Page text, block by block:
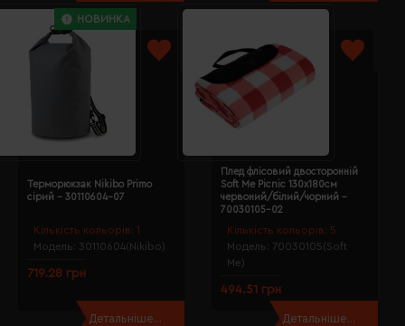
НОВИНКА
Кількість кольорів: 1
Модель: 30110604(Nikibo)
Терморюкзак Nikibo Primo
сірий - 30110604-07
719.28 грн
Детальніше...
Кількість кольорів: 5
Модель: 70030105(Soft
Me)
Плед флісовий двосторонній
Soft Me Picnic 130х180см
червоний/білий/чорний -
70030105-02
494.51 грн
Детальніше...